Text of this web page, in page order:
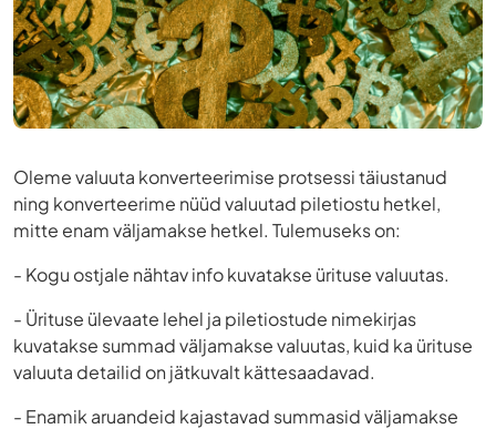
Oleme valuuta konverteerimise protsessi täiustanud
ning konverteerime nüüd valuutad piletiostu hetkel,
mitte enam väljamakse hetkel. Tulemuseks on:
- Kogu ostjale nähtav info kuvatakse ürituse valuutas.
- Ürituse ülevaate lehel ja piletiostude nimekirjas
kuvatakse summad väljamakse valuutas, kuid ka ürituse
valuuta detailid on jätkuvalt kättesaadavad.
- Enamik aruandeid kajastavad summasid väljamakse